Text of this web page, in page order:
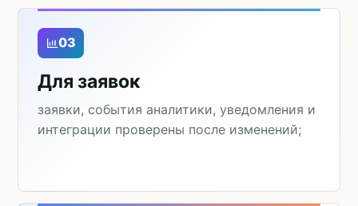
03
Для заявок
заявки, события аналитики, уведомления и
интеграции проверены после изменений;